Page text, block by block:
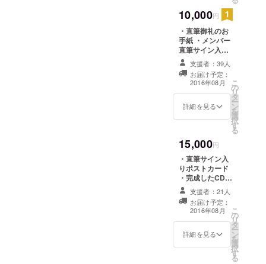
14日[10
more days]
日本語訳詞
つきをアッ
プ。
2014年3月9
日目黒ブ
ルースアレ
ストライ
ブ。
メンバーは
Vo.鈴木結女
Guitar.高橋
圭一 Bass.根
岸孝旨
Drums.倉内
充 Keyboad.
10,000円
・直筆御礼のお
手紙 ・メンバー
直筆サイン入り
ポストカード ・
完成したCD ・
支援者限定アル
バムメイキング
DVD ・CDジャ
ケットにスペ
ト
支援者：39人
お届け予定：
2016年08月
詳細を見る
こ
の
リ
タ
ー
ン
を
選
択
す
る
15,000円
・直筆サイン入
りポストカード
・完成したCD
・アルバムメイ
キングDVD ・ア
ルバムジャケッ
トに支援者様の
お名前をクレ
ジット ・アルバ
ム発売記念特製T
支援者：21人
お届け予定：
2016年08月
詳細を見る
こ
の
リ
タ
ー
ン
を
選
択
す
る